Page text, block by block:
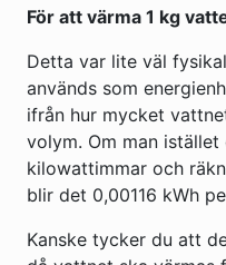
För att värma 1 kg
Detta var lite väl
används som
ifrån hur mycket
volym. Om man
kilowattimmar och
blir det 0,00116 kWh
Kanske tycker du att